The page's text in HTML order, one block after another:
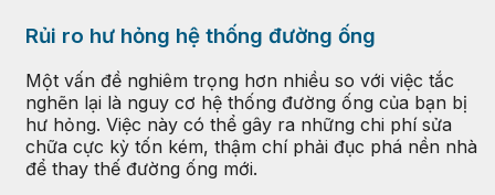
Rủi ro hư hỏng hệ thống đường ống
Một vấn đề nghiêm trọng hơn nhiều so với việc tắc
nghẽn lại là nguy cơ hệ thống đường ống của bạn bị
hư hỏng. Việc này có thể gây ra những chi phí sửa
chữa cực kỳ tốn kém, thậm chí phải đục phá nền nhà
để thay thế đường ống mới.